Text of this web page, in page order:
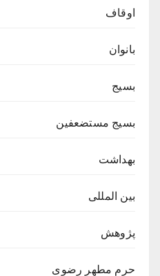
اوقاف
بانوان
بسیج
بسیج مستضعفین
بهداشت
بین المللی
پژوهش
حرم مطهر رضوی